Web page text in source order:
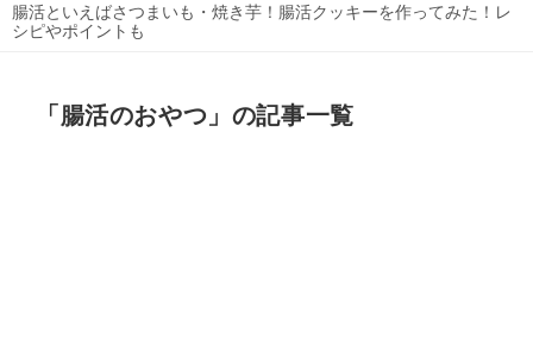
腸活といえばさつまいも・焼き芋！腸活クッキーを作ってみた！レ
シピやポイントも
「腸活のおやつ」の記事一覧